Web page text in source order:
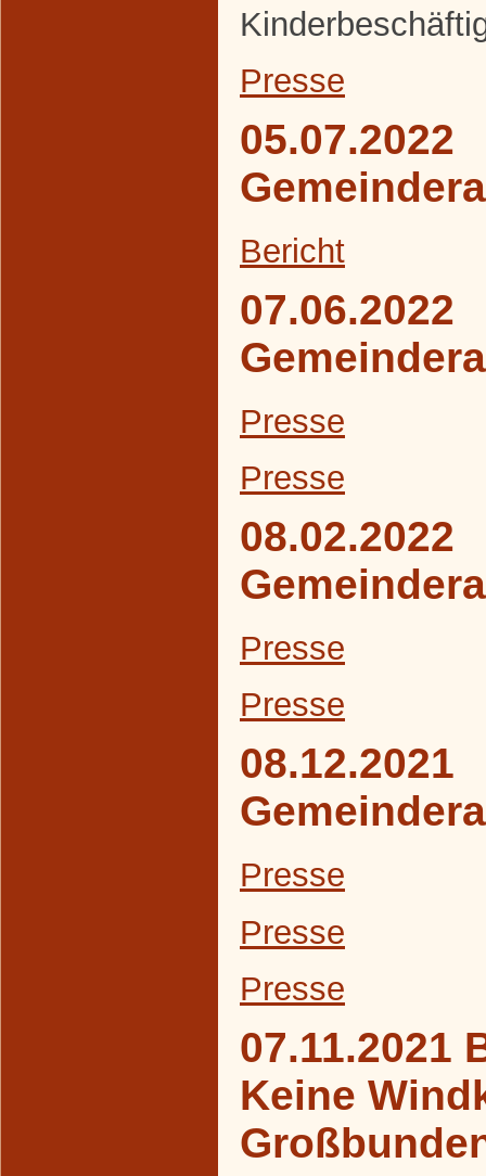
Presse
05.07.2022
Bericht
07.06.2022
Presse
Presse
08.02.2022
Presse
Presse
08.12.2021
Presse
Presse
Presse
07.11.2021
Keine